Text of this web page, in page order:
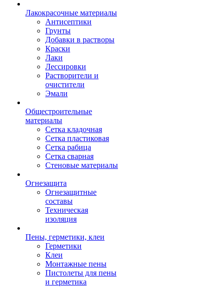
Лакокрасочные материалы
Антисептики
Грунты
Добавки в растворы
Краски
Лаки
Лессировки
Растворители и
очистители
Эмали
Общестроительные
материалы
Сетка кладочная
Сетка пластиковая
Сетка рабица
Сетка сварная
Стеновые материалы
Огнезащита
Огнезащитные
составы
Техническая
изоляция
Пены, герметики, клеи
Герметики
Клеи
Монтажные пены
Пистолеты для пены
и герметика